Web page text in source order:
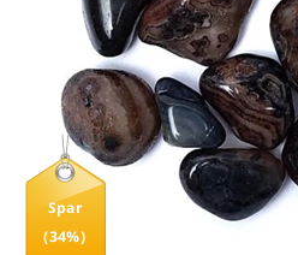
Spar
(34%)